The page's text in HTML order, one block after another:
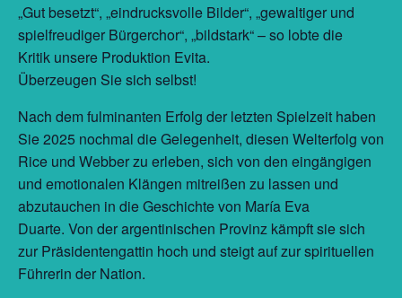
„Gut besetzt“, „eindrucksvolle Bilder“, „gewaltiger und
spielfreudiger Bürgerchor“, „bildstark“ – so lobte die
Kritik unsere Produktion Evita.
Überzeugen Sie sich selbst!
Nach dem fulminanten Erfolg der letzten Spielzeit haben
Sie 2025 nochmal die Gelegenheit, diesen Welterfolg von
Rice und Webber zu erleben, sich von den eingängigen
und emotionalen Klängen mitreißen zu lassen und
abzutauchen in die Geschichte von María Eva
Duarte. Von der argentinischen Provinz kämpft sie sich
zur Präsidentengattin hoch und steigt auf zur spirituellen
Führerin der Nation.